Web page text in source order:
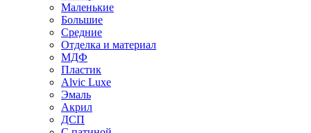
Маленькие
Большие
Средние
Отделка и материал
МДФ
Пластик
Alvic Luxe
Эмаль
Акрил
ДСП